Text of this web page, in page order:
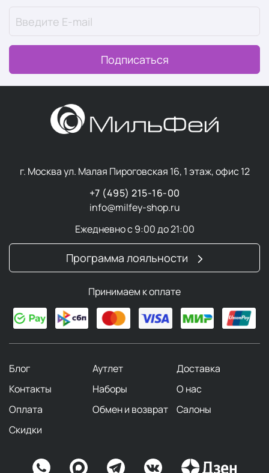
Подписаться
г. Москва ул. Малая Пироговская 16, 1 этаж, офис 12
+7 (495) 215-16-00
info@milfey-shop.ru
Ежедневно с 9:00 до 21:00
Программа лояльности
Принимаем к оплате
Блог Аутлет
Доставка
Контакты
Наборы
О нас
Оплата
Обмен и возврат
Салоны
Скидки